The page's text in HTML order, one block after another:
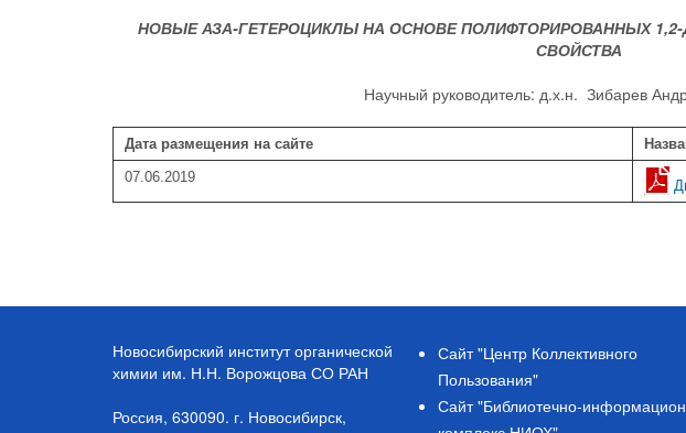
НОВЫЕ АЗА-ГЕТЕРОЦИКЛЫ НА ОСНОВЕ ПОЛИФТОРИРОВАННЫХ
СВОЙСТВА
Научный руководитель: д.х.н. Зибарев
Дата размещения на сайте
07.06.2019
Новосибирский институт органической
химии им. Н.Н. Ворожцова СО РАН
Россия, 630090. г. Новосибирск,
Сайт "Центр Коллективного
Пользования"
Сайт "Библиотечно-